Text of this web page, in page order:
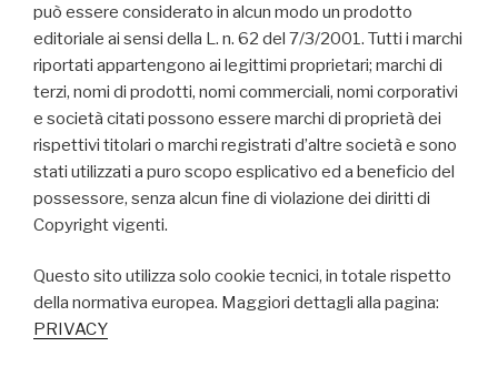
può essere considerato in alcun modo un prodotto
editoriale ai sensi della L. n. 62 del 7/3/2001. Tutti i marchi
riportati appartengono ai legittimi proprietari; marchi di
terzi, nomi di prodotti, nomi commerciali, nomi corporativi
e società citati possono essere marchi di proprietà dei
rispettivi titolari o marchi registrati d’altre società e sono
stati utilizzati a puro scopo esplicativo ed a beneficio del
possessore, senza alcun fine di violazione dei diritti di
Copyright vigenti.
Questo sito utilizza solo cookie tecnici, in totale rispetto
della normativa europea. Maggiori dettagli alla pagina:
PRIVACY